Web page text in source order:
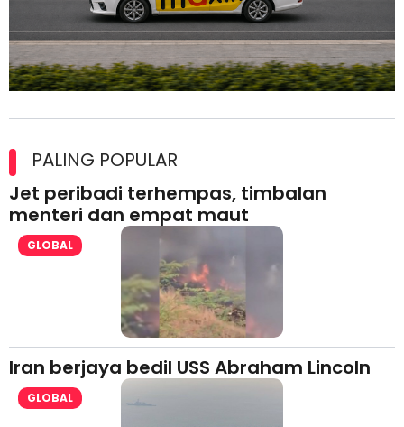
lesen separuh pertama 2026
PALING POPULAR
Jet peribadi terhempas, timbalan
menteri dan empat maut
GLOBAL
Iran berjaya bedil USS Abraham Lincoln
GLOBAL